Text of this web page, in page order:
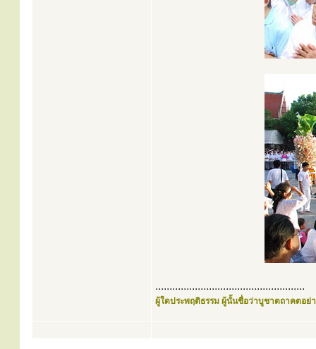
.....................................................
ผู้ใดประพฤติธรรม ผู้นั้นชื่อว่าบูชาตถาคตอย่า